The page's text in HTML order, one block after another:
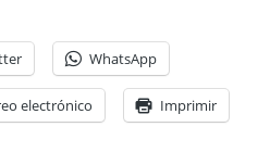
WhatsApp
electrónico Imprimir